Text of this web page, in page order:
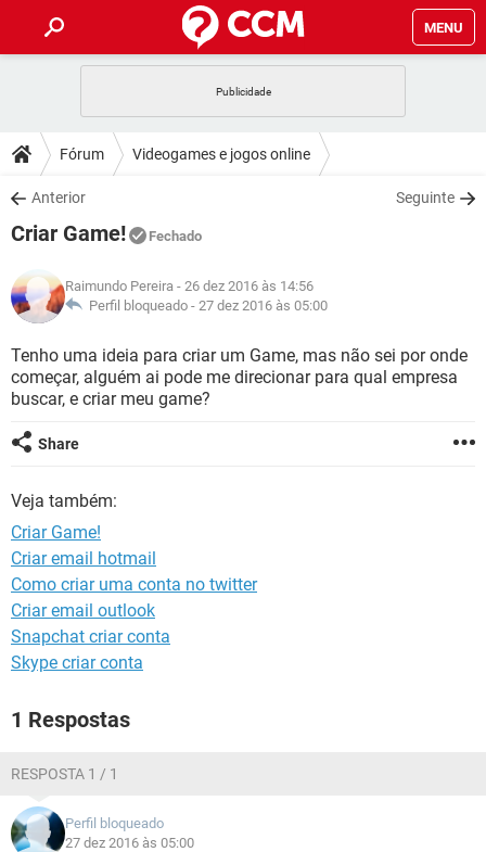
MENU
CELULAR FACEBOOK
OUTLOOK
INSTAGRAM
DICAS
JOGOS WHATSAPP
INSTAGRAM GMAIL
GUIA DE COMPRAS
DOWNLOADS
JOGOS
OUTLOOK EXCEL
INSTAGRAM
GUIA DE COMPRAS
JOGOS WHATSAPP
CELULAR
OUTLOOK EXCEL
INSTAGRAM
GUIA DE COMPRAS
GLOSSÁRIO
JOGOS
CELULAR FACEBOOK
INSTAGRAM
GUIA DE COMPRAS
Fórum Videogames e jogos online
Anterior Seguinte
Criar Game! Fechado
Raimundo Pereira - 26 dez 2016 às 14:56
Perfil bloqueado - 27 dez 2016 às 05:00
Tenho uma ideia para criar um Game, mas não sei por onde
começar, alguém ai pode me direcionar para qual empresa
buscar, e criar meu game?
Share
Veja também:
Criar Game!
Criar email hotmail
Como criar uma conta no twitter
Criar email outlook
Snapchat criar conta
Skype criar conta
1 Respostas
RESPOSTA 1 / 1
Perfil bloqueado
27 dez 2016 às 05:00